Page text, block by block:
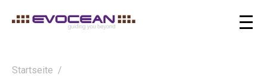
Startseite